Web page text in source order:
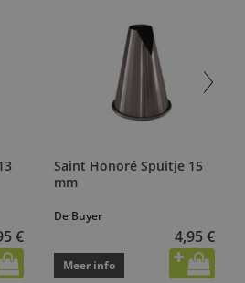
€
Saint Honoré Spuitje 15
mm
De Buyer
4,95 €
Meer info